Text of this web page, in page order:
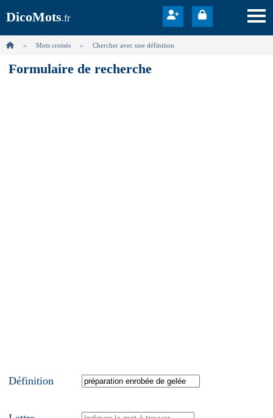
DicoMots.fr
Mots croisés Chercher avec une définition
Formulaire de recherche
Définition